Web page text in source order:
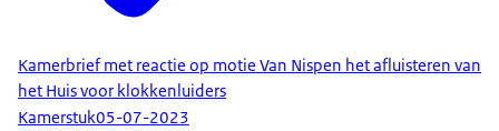
Kamerbrief met reactie op motie Van Nispen het afluisteren van
het Huis voor klokkenluiders
Kamerstuk05-07-2023